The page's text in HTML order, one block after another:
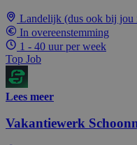
Landelijk (dus ook bij jou
In overeenstemming
1 - 40 uur per week
Top Job
Lees meer
Vakantiewerk